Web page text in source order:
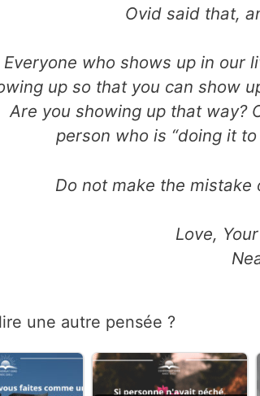
Ovid said that,
Everyone who shows up in our
up so that you can show
Are you showing up that way?
person who is “doing it
Do not make the
Love,
une autre pensée ?